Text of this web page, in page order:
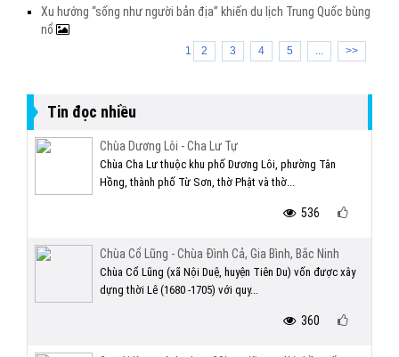
Xu hướng “sống như người bản địa” khiến du lịch Trung Quốc bùng
nổ
1 2 3 4 5 ... >>
Tin đọc nhiều
Chùa Dương Lôi - Cha Lư Tự
Chùa Cha Lư thuộc khu phố Dương Lôi, phường Tân
Hồng, thành phố Từ Sơn, thờ Phật và thờ...
536
Chùa Cổ Lũng - Chùa Đình Cả, Gia Bình, Bắc Ninh
Chùa Cổ Lũng (xã Nội Duệ, huyện Tiên Du) vốn được xây
dựng thời Lê (1680 -1705) với quy...
360